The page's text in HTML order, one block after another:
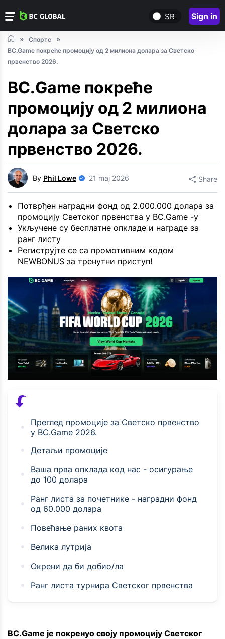
SR Sign in
Спортс
BC.Game покреће промоцију од 2 милиона долара за Светско
првенство 2026.
BC.Game покреће
промоцију од 2 милиона
долара за Светско
првенство 2026.
By Phil Lowe 21 maj 2026 Share
Потврђен наградни фонд од 2.000.000 долара за
промоцију Светског првенства у BC.Game -у
Укључене су бесплатне опкладе и награде за
ранг листу
Региструјте се са промотивним кодом
NEWBONUS за тренутни приступ!
Преглед промоције за Светско првенство
у BC.Game 2026.
Детаљи промоције
Ваша прва опклада код нас - осигурање
до 100 долара
Ранг листа за почетнике - наградни фонд
од 60.000 долара
Повећање раних квота
Велика лутрија
Окрени да би добио/ла
Ранг листа турнира Светског првенства
BC.Game је покренуо своју промоцију Светског